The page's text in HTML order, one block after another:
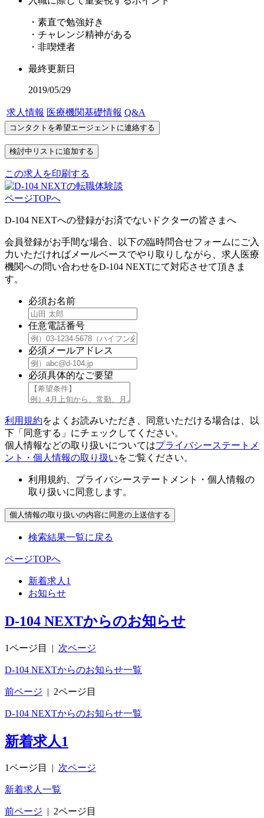
・素直で勉強好き
・チャレンジ精神がある
・非喫煙者
最終更新日
2019/05/29
求人情報 医療機関基礎情報 Q&A
この求人を印刷する
ページTOPへ
D-104 NEXTへの登録がお済でないドクターの皆さまへ
会員登録がお手間な場合、以下の臨時問合せフォームにご入
力いただければメールベースでやり取りしながら、求人医療
機関への問い合わせをD-104 NEXTにて対応させて頂きま
す。
必須お名前
任意電話番号
必須 メールアドレス
必須具体的なご要望
利用規約をよくお読みいただき、同意いただける場合は、以
下「同意する」にチェックしてください。
個人情報などの取り扱いについてはプライバシーステートメ
ント・個人情報の取り扱いをご覧ください。
利用規約、プライバシーステートメント・個人情報の
取り扱いに同意します。
検索結果一覧に戻る
ページTOPへ
新着求人 1
お知らせ
D-104 NEXTからのお知らせ
1ページ目 | 次ページ
D-104 NEXTからのお知らせ一覧
前ページ | 2ページ目
D-104 NEXTからのお知らせ一覧
新着求人1
1ページ目 次ページ
新着求人一覧
前ページ 2ページ目